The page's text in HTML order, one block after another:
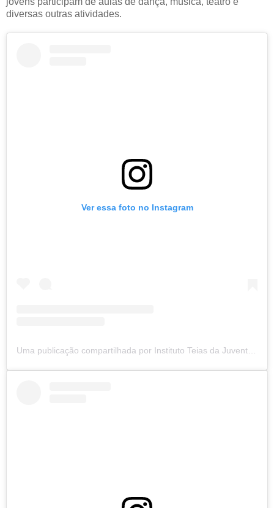
diversas outras atividades.
Ver essa foto no Instagram
Uma publicação compartilhada por Instituto Teias da Juventude (@institutoteias)